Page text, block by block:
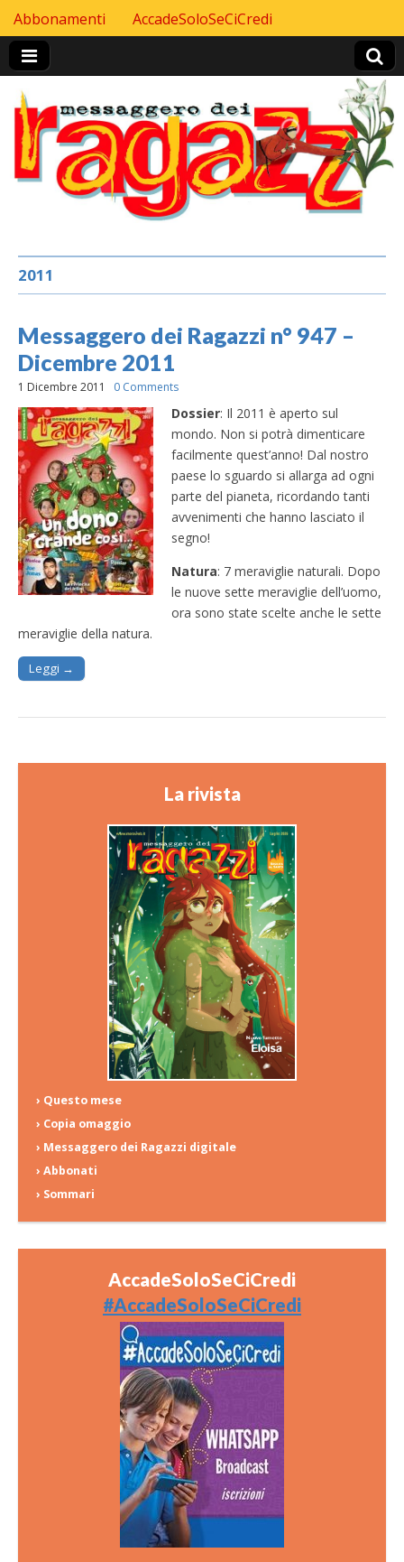
Header Top menu
Skip to content
Abbonamenti AccadeSoloSeCiCredi
2011
Messaggero dei Ragazzi n° 947 –
Dicembre 2011
1 Dicembre 2011 0 Comments
Dossier: Il 2011 è aperto sul
mondo. Non si potrà dimenticare
facilmente quest’anno! Dal nostro
paese lo sguardo si allarga ad ogni
parte del pianeta, ricordando tanti
avvenimenti che hanno lasciato il
segno!
Natura: 7 meraviglie naturali. Dopo
le nuove sette meraviglie dell’uomo,
ora sono state scelte anche le sette
meraviglie della natura.
Leggi →
La rivista
› Questo mese
› Copia omaggio
› Messaggero dei Ragazzi digitale
› Abbonati
› Sommari
AccadeSoloSeCiCredi
#AccadeSoloSeCiCredi